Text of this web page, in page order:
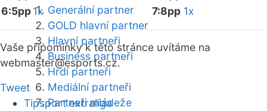
Generální partner
GOLD hlavní partner
Hlavní partneři
Business partneři
Hrdí partneři
Mediální partneři
Partneři mládeže
6:5pp1x
7:8pp 1x
Vaše připomínky k této stránce uvítáme na
webmaster@esports.cz.
Tweet
Tipsport extraliga